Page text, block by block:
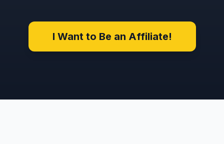
I Want to Be an Affiliate!